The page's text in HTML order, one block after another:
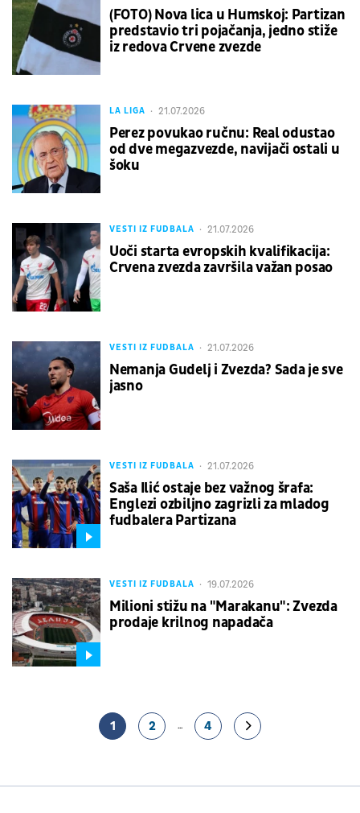
(FOTO) Nova lica u Humskoj: Partizan
predstavio tri pojačanja, jedno stiže
iz redova Crvene zvezde
LA LIGA 21.07.2026
Perez povukao ručnu: Real odustao
od dve megazvezde, navijači ostali u
šoku
VESTI IZ FUDBALA 21.07.2026
Uoči starta evropskih kvalifikacija:
Crvena zvezda završila važan posao
VESTI IZ FUDBALA 21.07.2026
Nemanja Gudelj i Zvezda? Sada je sve
jasno
VESTI IZ FUDBALA 21.07.2026
Saša Ilić ostaje bez važnog šrafa:
Englezi ozbiljno zagrizli za mladog
fudbalera Partizana
VESTI IZ FUDBALA 19.07.2026
Milioni stižu na "Marakanu": Zvezda
prodaje krilnog napadača
1 2 ... 4